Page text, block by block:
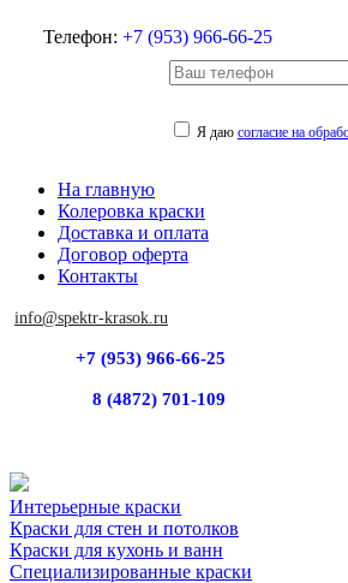
Телефон: +7 (953) 966-66-25
Я даю согласие на
На главную
Колеровка краски
Доставка и оплата
Договор оферта
Контакты
info@spektr-krasok.ru
+7 (953) 966-66-25
8 (4872) 701-109
Интерьерные краски
Краски для стен и потолков
Краски для кухонь и ванн
Специализированные краски